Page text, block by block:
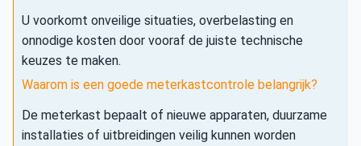
U voorkomt onveilige situaties, overbelasting en
onnodige kosten door vooraf de juiste technische
keuzes te maken.
Waarom is een goede meterkastcontrole belangrijk?
De meterkast bepaalt of nieuwe apparaten, duurzame
installaties of uitbreidingen veilig kunnen worden